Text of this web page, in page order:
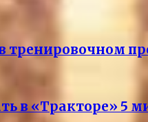
тренировочном
в «Тракторе» 5